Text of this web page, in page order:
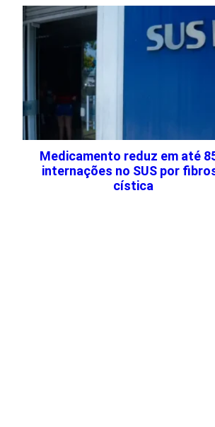
Medicamento reduz em até
internações no SUS por
cística